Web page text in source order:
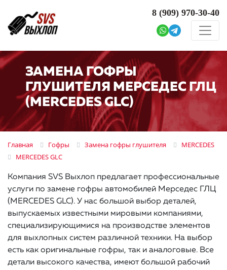
8 (909) 970-30-40
ЗАМЕНА ГОФРЫ
ГЛУШИТЕЛЯ МЕРСЕДЕС ГЛЦ
(MERCEDES GLC)
Главная Гофры Замена гофры глушителя
MERCEDES
MERCEDES GLC
Компания SVS Выхлоп предлагает профессиональные
услуги по замене гофры автомобилей Мерседес ГЛЦ
(MERCEDES GLC). У нас большой выбор деталей,
выпускаемых известными мировыми компаниями,
специализирующимися на производстве элементов
для выхлопных систем различной техники. На выбор
есть как оригинальные гофры, так и аналоговые. Все
детали высокого качества, имеют большой рабочий